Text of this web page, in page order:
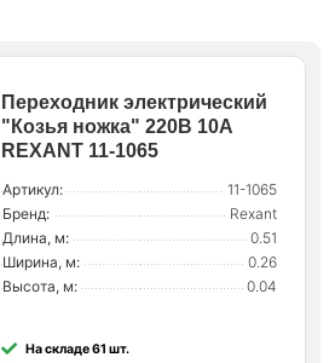
Переходник электрический
"Козья ножка" 220В 10А
REXANT 11-1065
Артикул:
11-1065
Бренд:
Rexant
Длина, м:
0.51
Ширина, м:
0.26
Высота, м:
0.04
На складе 61 шт.